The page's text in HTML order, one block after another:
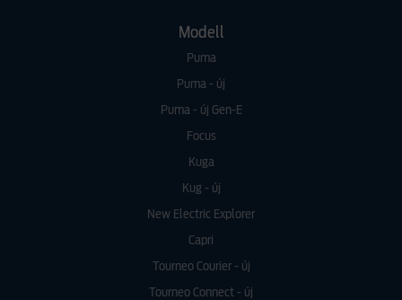
Modell
Puma
Puma - új
Puma - új Gen-E
Focus
Kuga
Kug - új
New Electric Explorer
Capri
Tourneo Courier - új
Tourneo Connect - új